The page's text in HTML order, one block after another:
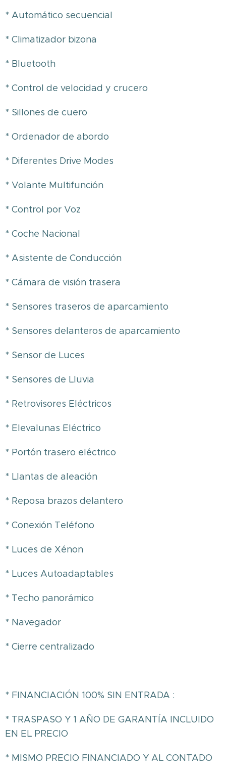
* Automático secuencial
* Climatizador bizona
* Bluetooth
* Control de velocidad y crucero
* Sillones de cuero
* Ordenador de abordo
* Diferentes Drive Modes
* Volante Multifunción
* Control por Voz
* Coche Nacional
* Asistente de Conducción
* Cámara de visión trasera
* Sensores traseros de aparcamiento
* Sensores delanteros de aparcamiento
* Sensor de Luces
* Sensores de Lluvia
* Retrovisores Eléctricos
* Elevalunas Eléctrico
* Portón trasero eléctrico
* Llantas de aleación
* Reposa brazos delantero
* Conexión Teléfono
* Luces de Xénon
* Luces Autoadaptables
* Techo panorámico
* Navegador
* Cierre centralizado
* FINANCIACIÓN 100% SIN ENTRADA :
* TRASPASO Y 1 AÑO DE GARANTÍA INCLUIDO
EN EL PRECIO
* MISMO PRECIO FINANCIADO Y AL CONTADO